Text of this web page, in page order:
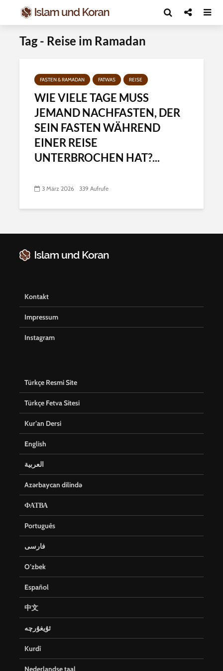
Tag - Reise im Ramadan
FASTEN & RAMADAN FATWAS REISE
WIE VIELE TAGE MUSS
JEMAND NACHFASTEN, DER
SEIN FASTEN WÄHREND
EINER REISE
UNTERBROCHEN HAT?...
3 März 2026 339 Aufrufe
Kontakt
Impressum
Instagram
Türkçe Resmi Site
Türkçe Fetva Sitesi
Kur’an Dersi
English
العربية
Azərbaycan dilində
ФАТВА
Português
فارسی
O’zbek
Español
中文
ئۇيغۇرچە
Kurdî
Nederlandse taal